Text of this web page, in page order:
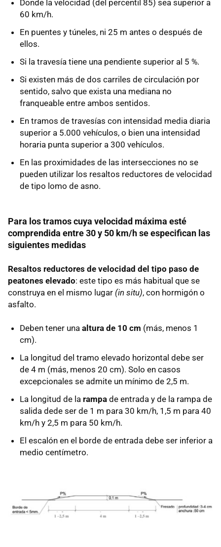
Donde la velocidad (del percentil 85) sea superior a
60 km/h.
En puentes y túneles, ni 25 m antes o después de
ellos.
Si la travesía tiene una pendiente superior al 5 %.
Si existen más de dos carriles de circulación por
sentido, salvo que exista una mediana no
franqueable entre ambos sentidos.
En tramos de travesías con intensidad media diaria
superior a 5.000 vehículos, o bien una intensidad
horaria punta superior a 300 vehículos.
En las proximidades de las intersecciones no se
pueden utilizar los resaltos reductores de velocidad
de tipo lomo de asno.
Para los tramos cuya velocidad máxima esté
comprendida entre 30 y 50 km/h se especifican las
siguientes medidas
Resaltos reductores de velocidad del tipo paso de
peatones elevado: este tipo es más habitual que se
construya en el mismo lugar (in situ), con hormigón o
asfalto.
Deben tener una altura de 10 cm (más, menos 1
cm).
La longitud del tramo elevado horizontal debe ser
de 4 m (más, menos 20 cm). Solo en casos
excepcionales se admite un mínimo de 2,5 m.
La longitud de la rampa de entrada y de la rampa de
salida dede ser de 1 m para 30 km/h, 1,5 m para 40
km/h y 2,5 m para 50 km/h.
El escalón en el borde de entrada debe ser inferior a
medio centímetro.